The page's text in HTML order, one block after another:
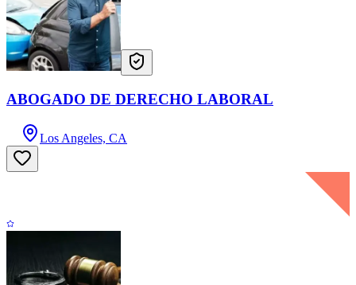
ABOGADO DE DERECHO LABORAL
Los Angeles, CA